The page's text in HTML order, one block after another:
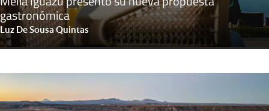
gastronómica
Luz De Sousa Quintas